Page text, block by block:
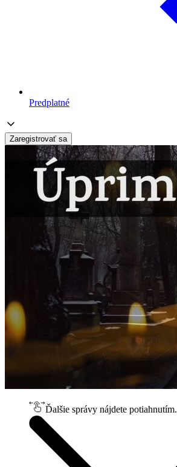
Predplatné
Zaregistrovať sa
Ďalšie správy nájdete potiahnutím.